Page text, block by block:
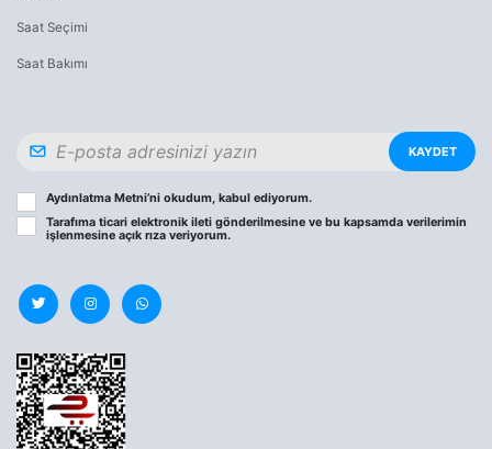
Saat Seçimi
Saat Bakımı
KAYDET
Aydınlatma Metni’ni okudum, kabul ediyorum.
Tarafıma ticari elektronik ileti gönderilmesine ve bu kapsamda verilerimin
işlenmesine açık rıza veriyorum.